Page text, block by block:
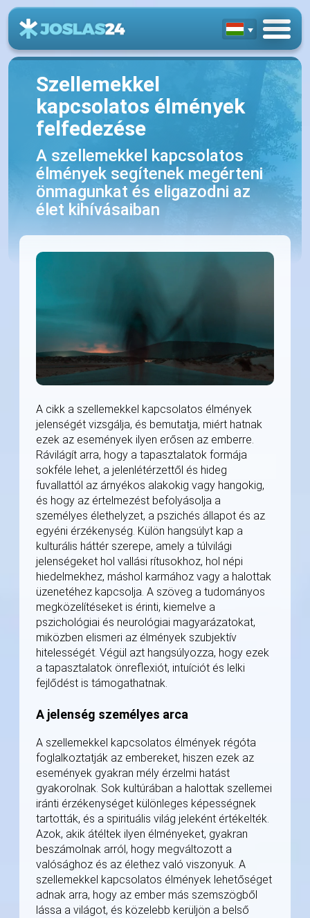
Szellemekkel
kapcsolatos élmények
felfedezése
A szellemekkel kapcsolatos
élmények segítenek megérteni
önmagunkat és eligazodni az
élet kihívásaiban
A cikk a szellemekkel kapcsolatos élmények
jelenségét vizsgálja, és bemutatja, miért hatnak
ezek az események ilyen erősen az emberre.
Rávilágít arra, hogy a tapasztalatok formája
sokféle lehet, a jelenlétérzettől és hideg
fuvallattól az árnyékos alakokig vagy hangokig,
és hogy az értelmezést befolyásolja a
személyes élethelyzet, a pszichés állapot és az
egyéni érzékenység. Külön hangsúlyt kap a
kulturális háttér szerepe, amely a túlvilági
jelenségeket hol vallási rítusokhoz, hol népi
hiedelmekhez, máshol karmához vagy a halottak
üzenetéhez kapcsolja. A szöveg a tudományos
megközelítéseket is érinti, kiemelve a
pszichológiai és neurológiai magyarázatokat,
miközben elismeri az élmények szubjektív
hitelességét. Végül azt hangsúlyozza, hogy ezek
a tapasztalatok önreflexiót, intuíciót és lelki
fejlődést is támogathatnak.
A jelenség személyes arca
A szellemekkel kapcsolatos élmények régóta
foglalkoztatják az embereket, hiszen ezek az
események gyakran mély érzelmi hatást
gyakorolnak. Sok kultúrában a halottak szellemei
iránti érzékenységet különleges képességnek
tartották, és a spirituális világ jeleként értékelték.
Azok, akik átéltek ilyen élményeket, gyakran
beszámolnak arról, hogy megváltozott a
valósághoz és az élethez való viszonyuk. A
szellemekkel kapcsolatos élmények lehetőséget
adnak arra, hogy az ember más szemszögből
lássa a világot, és közelebb kerüljön a belső